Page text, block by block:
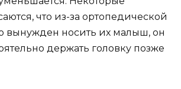
что из-за ортопедической
вынужден носить их малыш, он
держать головку позже